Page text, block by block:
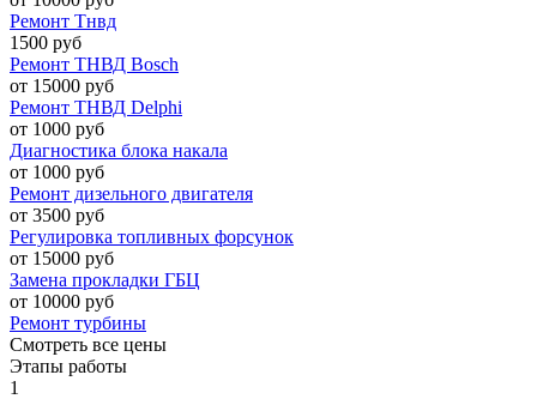
Ремонт Тнвд
1500 руб
Ремонт ТНВД Bosch
от 15000 руб
Ремонт ТНВД Delphi
от 1000 руб
Диагностика блока накала
от 1000 руб
Ремонт дизельного двигателя
от 3500 руб
Регулировка топливных форсунок
от 15000 руб
Замена прокладки ГБЦ
от 10000 руб
Ремонт турбины
Смотреть все цены
Этапы работы
1